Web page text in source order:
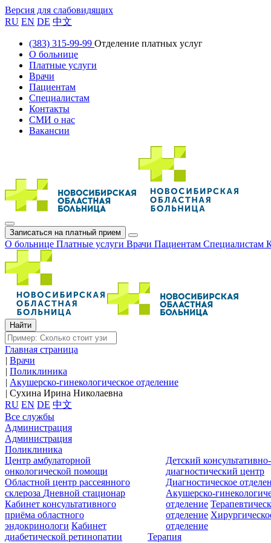
Версия для слабовидящих
RU EN DE 中文
(383) 315-99-99 Отделение платных услуг
О больнице
Платные услуги
Врачи
Пациентам
Специалистам
Контакты
СМИ о нас
Вакансии
Записаться на платный прием
О больнице Платные услуги Врачи Пациентам Специалистам
Главная страница
| Врачи
| Поликлиника
| Акушерско-гинекологическое отделение
| Сухина Ирина Николаевна
RU EN DE 中文
Все службы
Администрация
Администрация
Поликлиника
Центр амбулаторной
онкологической помощи
Областной центр рассеянного
склероза Дневной стационар
Кабинет консультативного
приёма областного
эндокринологи Кабинет
диабетической ретинопатии
Детский консультативно-
диагностический центр
Диагностическое
Акушерско-
отделение
отделение
отделение
Терапия